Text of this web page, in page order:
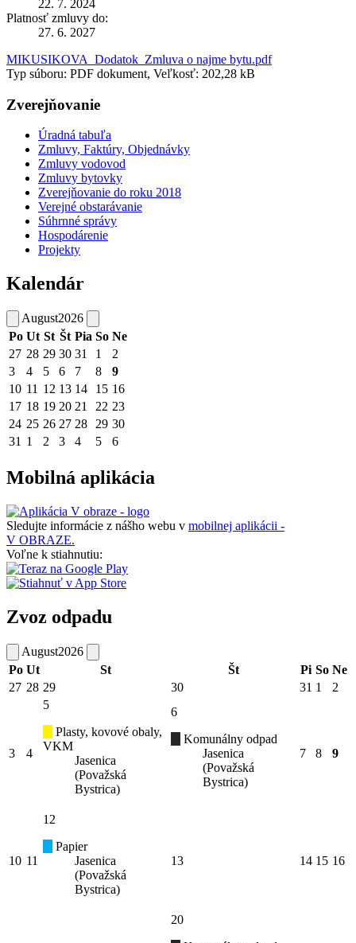
22. 7. 2024
Platnosť zmluvy do:
27. 6. 2027
MIKUSIKOVA_Dodatok_Zmluva o najme bytu.pdf
Typ súboru: PDF dokument, Veľkosť: 202,28 kB
Zverejňovanie
Úradná tabuľa
Zmluvy, Faktúry, Objednávky
Zmluvy vodovod
Zmluvy bytovky
Zverejňovanie do roku 2018
Verejné obstarávanie
Súhrnné správy
Hospodárenie
Projekty
Kalendár
August2026
Po Ut St Št Pia So Ne
27 28 29 30 31 1
2
3
4 5 6 7 8
9
10 11 12 13 14 15 16
17 18 19 20 21 22 23
24 25 26 27 28 29 30
31 1 2 3 4 5 6
Mobilná aplikácia
Sledujte informácie z nášho webu v mobilnej aplikácii -
V OBRAZE.
Voľne k stiahnutiu:
Zvoz odpadu
August2026
Po Ut St Št Pi So Ne
27 28 29 30 31 1 2
3 4
5
Plasty, kovové obaly,
VKM
Jasenica
(Považská
Bystrica)
6
Komunálny odpad
Jasenica
(Považská
Bystrica)
7 8 9
10 11
12
Papier
Jasenica
(Považská
Bystrica)
13 14 15 16
20